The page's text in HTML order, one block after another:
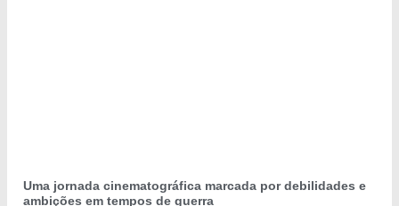
Uma jornada cinematográfica marcada por debilidades e
ambições em tempos de guerra